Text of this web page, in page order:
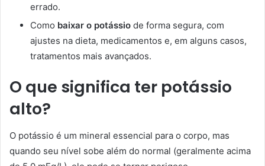
errado.
Como baixar o potássio de forma segura, com
ajustes na dieta, medicamentos e, em alguns casos,
tratamentos mais avançados.
O que significa ter potássio
alto?
O potássio é um mineral essencial para o corpo, mas
quando seu nível sobe além do normal (geralmente acima